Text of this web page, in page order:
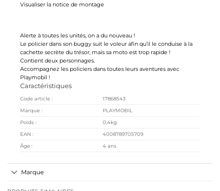
Visualiser la notice de montage
Alerte à toutes les unités, on a du nouveau !
Le policier dans son buggy suit le voleur afin qu’il le conduise à la
cachette secrète du trésor, mais sa moto est trop rapide !
Contient deux personnages.
Accompagnez les policiers dans toutes leurs aventures avec
Playmobil !
Caractéristiques
Code article :
17868543
Marque :
PLAYMOBIL
Poids :
0,4kg
EAN :
4008789705709
Âge :
4 ans
Marque